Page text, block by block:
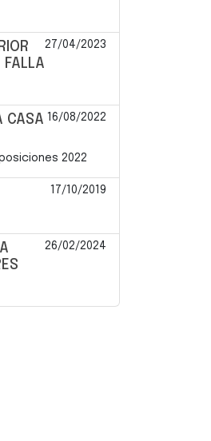
FALLA
27/04/2023
CASA
16/08/2022
2022
17/10/2019
26/02/2024